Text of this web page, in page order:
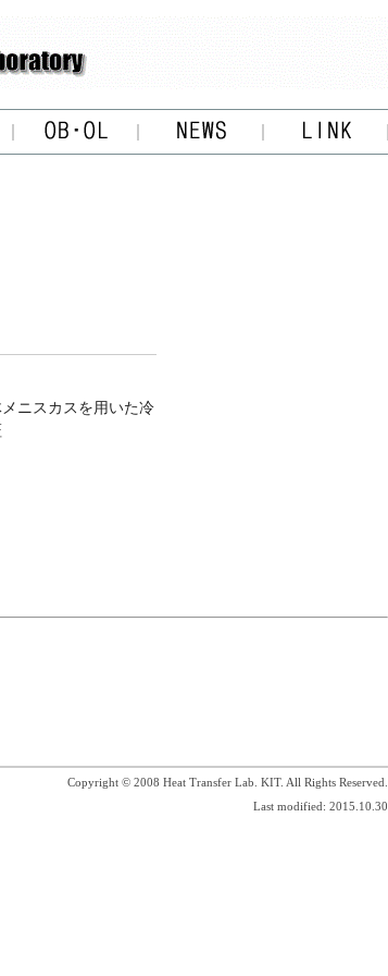
ニスカスを用いた冷
Copyright © 2008 Heat Transfer Lab. KIT. All Rights Reserved.
Last modified: 2015.10.30